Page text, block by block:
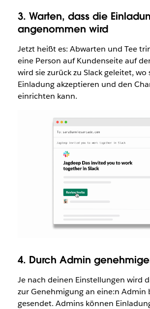
3. Warten, dass die
angenommen wird
Jetzt heißt es: Abwarten und Tee
eine Person auf Kundenseite auf
wird sie zurück zu Slack geleitet, wo
Einladung akzeptieren und den
einrichten kann.
4. Durch Admin
Je nach deinen Einstellungen wird
zur Genehmigung an eine:n Admin
gesendet. Admins können